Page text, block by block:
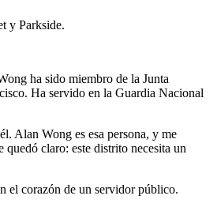
y Parkside.
ha sido miembro de la Junta
Ha servido en la Guardia Nacional
Alan Wong es esa persona, y me
quedó claro: este distrito necesita un
el corazón de un servidor público.